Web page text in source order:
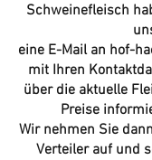
Schweinefleisch
eine E-Mail an hof-
mit Ihren
über die aktuelle
Preise
Wir nehmen Sie
Verteiler auf und